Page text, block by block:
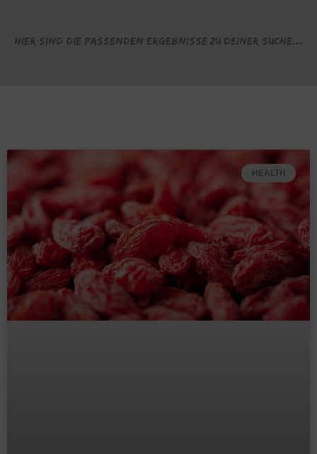
Hier sind die passenden Ergebnisse zu deiner Suche...
HEALTH